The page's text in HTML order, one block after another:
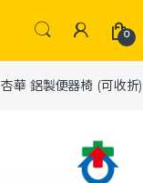
0
杏華 鋁製便器椅 (可收